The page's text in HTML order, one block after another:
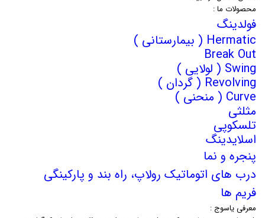
محصولات ما :
فولدینگ
Hermatic ( بیمارستانی )
Break Out
Swing ( لولایی )
Revolving ( گردان )
Curve ( منحنی )
مثلثی
تلسکوپی
اسلایدینگ
پنجره و نما
درب های اتوماتیک رولاپ، راه بند و پارکینگی
فریم ها
معرفی یاسوج :